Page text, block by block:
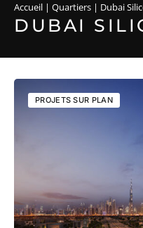
Accueil | Quartiers | Dubai
DUBAI
PROJETS SUR PLAN